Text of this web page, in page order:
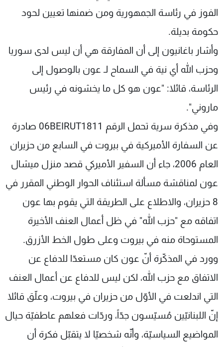
الفوز في رئاسة الجمهورية ومن ضمنها تعيين لحود
حكومة بديلة.
وأشار باغانيون إلى أن المفارقة هي أن ليس لدى سوريا
وحزب الله أي نية في السماح لـ عون بالوصول إلى
الرئاسة، قائلا: "عون هو كل ما يخشونه في رئيس
ماروني".
وفي مذكرة سرية تحمل الرقم 06BEIRUT1811 صادرة
عن السفارة الأميركية في بيروت في السابع من حزيران
العام 2006، جاء أن السفير الأميركي قصد منزل ميشال
عون لمناقشة مسألة استئناف الحوار الوطني المقرر في
8 حزيران، والاطلاع على الطريقة التي يقوم بها عون
اتفاقه مع "حزب الله" في ظل أعمال العنف الأخيرة
المستوحاة منه في بيروت وعلى طول الخط الأزرق.
وورد في المذكّرة أنّ عون كان مستعدّا للدفاع عن
الاتفاق مع حزب الله، لكن ليس للدفاع عن أعمال العنف
التي اندلعت في الأوّل من حزيران في بيروت، وعلّق قائلا
إنّ اللبنانيّين مُسيّسون جدّاً، وردّات فعلهم عاطفيّة حيال
المواضيع السياسيّة، وأنّه شخصيّا لا يتقبّل فكرة أن